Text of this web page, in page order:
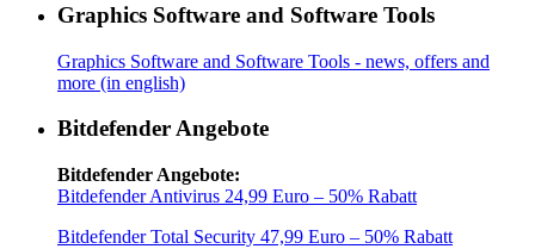
Graphics Software and Software Tools
Graphics Software and Software Tools - news, offers and
more (in english)
Bitdefender Angebote
Bitdefender Angebote:
Bitdefender Antivirus 24,99 Euro – 50% Rabatt
Bitdefender Total Security 47,99 Euro – 50% Rabatt